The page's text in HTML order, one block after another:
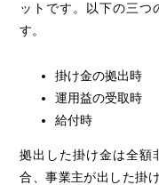
ットです。以下の三つ
す。
掛け金の拠出時
運用益の受取時
給付時
拠出した掛け金は全額
合、事業主が出した掛